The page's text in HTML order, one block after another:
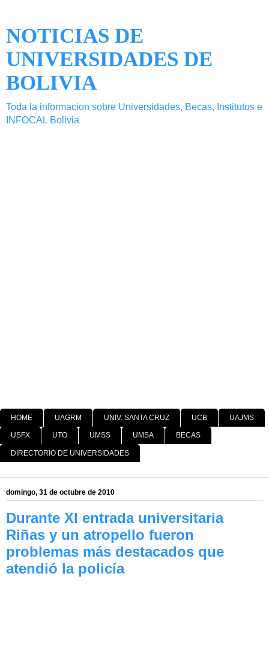
NOTICIAS DE
UNIVERSIDADES DE
BOLIVIA
Toda la informacion sobre Universidades, Becas, Institutos e
INFOCAL Bolivia
HOME UAGRM UNIV. SANTA CRUZ UCB UAJMS
USFX UTO UMSS UMSA BECAS
DIRECTORIO DE UNIVERSIDADES
domingo, 31 de octubre de 2010
Durante XI entrada universitaria
Riñas y un atropello fueron
problemas más destacados que
atendió la policía